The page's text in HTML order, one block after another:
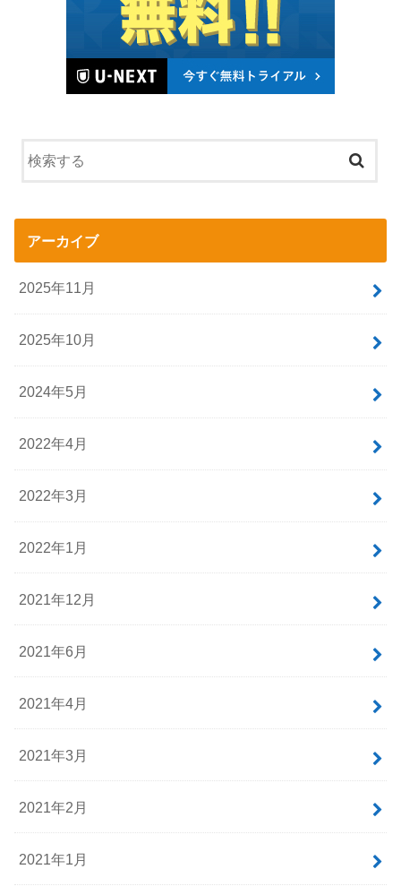
アーカイブ
2025年11月
2025年10月
2024年5月
2022年4月
2022年3月
2022年1月
2021年12月
2021年6月
2021年4月
2021年3月
2021年2月
2021年1月